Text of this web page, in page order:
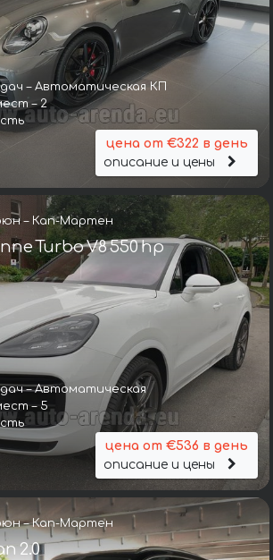
– Автоматическая КП
– 2
цена от €322 в день
описание и цены
– Кап-Мартен
Turbo V8 550 hp
– Автоматическая
– 5
цена от €536 в день
описание и цены
– Кап-Мартен
2.0